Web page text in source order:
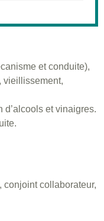
et conduite),
vieillissement,
d’alcools et vinaigres.
conjoint collaborateur,